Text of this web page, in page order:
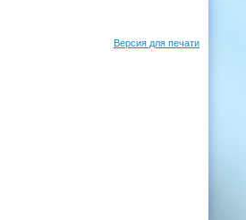
Версия для печати